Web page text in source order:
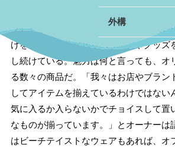
小田原エリア
南足柄・開成
ア
秦野・伊勢原
その他
外構
プ）』 。 15年来、オリジナル商品の製
けを行ない、こだわりのウェアやグッズ
し続けている。魅力は何と言っても、オ
る数々の商品だ。「我々はお店やブラン
してアイテムを揃えているわけではない
気に入るか入らないかでチョイスして置
なものが揃っています。」とオーナーは
はビーチテイストなウェアもあれば、オ